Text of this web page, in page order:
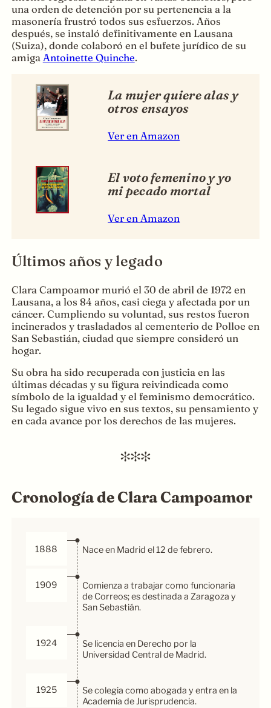
una orden de detención por su pertenencia a la
masonería frustró todos sus esfuerzos. Años
después, se instaló definitivamente en Lausana
(Suiza), donde colaboró en el bufete jurídico de su
amiga Antoinette Quinche.
La mujer quiere alas y
otros ensayos
Ver en Amazon
El voto femenino y yo
mi pecado mortal
Ver en Amazon
Últimos años y legado
Clara Campoamor murió el 30 de abril de 1972 en
Lausana, a los 84 años, casi ciega y afectada por un
cáncer. Cumpliendo su voluntad, sus restos fueron
incinerados y trasladados al cementerio de Polloe en
San Sebastián, ciudad que siempre consideró un
hogar.
Su obra ha sido recuperada con justicia en las
últimas décadas y su figura reivindicada como
símbolo de la igualdad y el feminismo democrático.
Su legado sigue vivo en sus textos, su pensamiento y
en cada avance por los derechos de las mujeres.
Cronología de Clara Campoamor
1888 Nace en Madrid el 12 de febrero.
1909
Comienza a trabajar como funcionaria
de Correos; es destinada a Zaragoza y
San Sebastián.
1924
Se licencia en Derecho por la
Universidad Central de Madrid.
1925
Se colegia como abogada y entra en la
Academia de Jurisprudencia.